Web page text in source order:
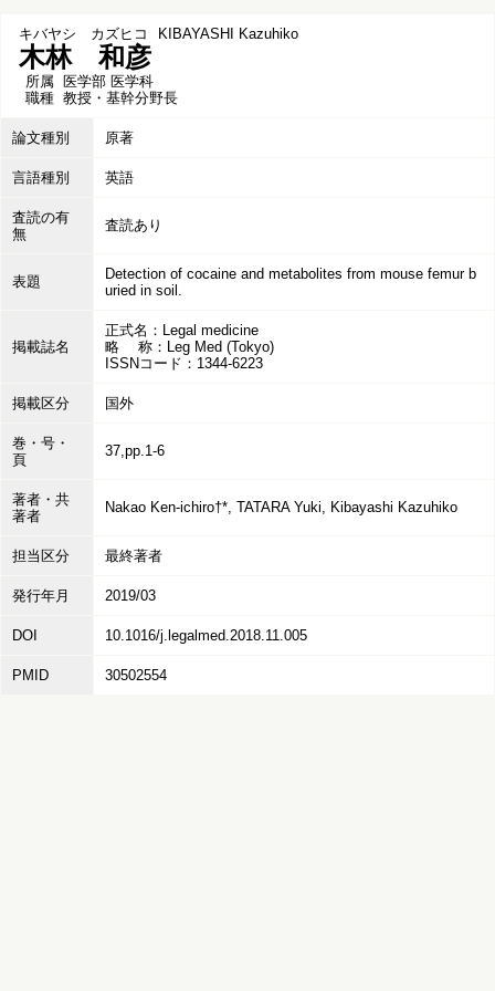
キバヤシ カズヒコ KIBAYASHI Kazuhiko
木林 和彦
所属 医学部 医学科
職種 教授・基幹分野長
論文種別 原著
言語種別 英語
査読の有
無
査読あり
表題
Detection of cocaine and metabolites from mouse femur b
uried in soil.
掲載誌名
正式名：Legal medicine
略 称：Leg Med (Tokyo)
ISSNコード：1344-6223
掲載区分 国外
巻・号・
頁
37,pp.1-6
著者・共
著者
Nakao Ken-ichiro†*, TATARA Yuki, Kibayashi Kazuhiko
担当区分 最終著者
発行年月 2019/03
DOI 10.1016/j.legalmed.2018.11.005
PMID 30502554